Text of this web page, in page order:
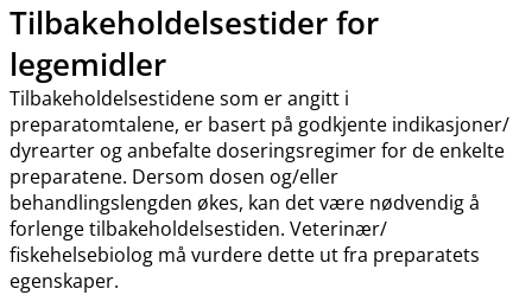
Tilbakeholdelsestider for
legemidler
Tilbakeholdelsestidene som er angitt i
preparatomtalene, er basert på godkjente indikasjoner​/​
dyrearter og anbefalte doseringsregimer for de enkelte
preparatene. Dersom dosen og​/​eller
behandlingslengden økes, kan det være nødvendig å
forlenge tilbakeholdelsestiden. Veterinær​/​
fiskehelsebiolog må vurdere dette ut fra preparatets
egenskaper.